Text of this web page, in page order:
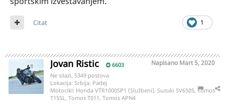
1
Citat
Jovan Ristic 6603 Napisano Mart 5, 2020
Ne silazi, 5349 postova
Lokacija: Srbija, Padej
Motocikl: Honda VTR1000SP1 (Službeni), Suzuki SV650S, Tomos
T15SL, Tomos T011, Tomos APN4